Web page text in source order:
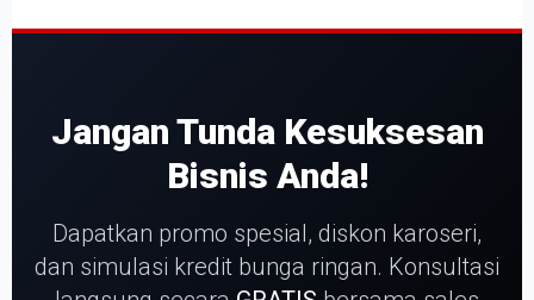
Jangan Tunda Kesuksesan
Bisnis Anda!
Dapatkan promo spesial, diskon karoseri,
dan simulasi kredit bunga ringan. Konsultasi